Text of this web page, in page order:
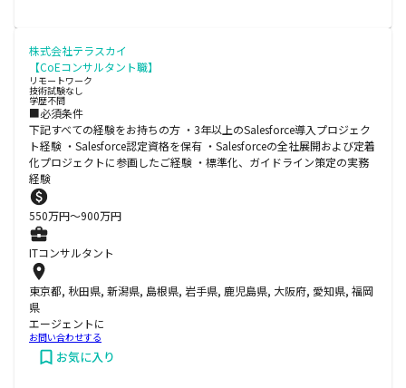
株式会社テラスカイ
【CoEコンサルタント職】
リモートワーク
技術試験なし
学歴不問
■必須条件
下記すべての経験をお持ちの方 ・3年以上のSalesforce導入プロジェク
ト経験 ・Salesforce認定資格を保有 ・Salesforceの全社展開および定着
化プロジェクトに参画したご経験 ・標準化、ガイドライン策定の実務
経験
550万円〜900万円
ITコンサルタント
東京都, 秋田県, 新潟県, 島根県, 岩手県, 鹿児島県, 大阪府, 愛知県, 福岡
県
エージェントに
お問い合わせする
お気に入り